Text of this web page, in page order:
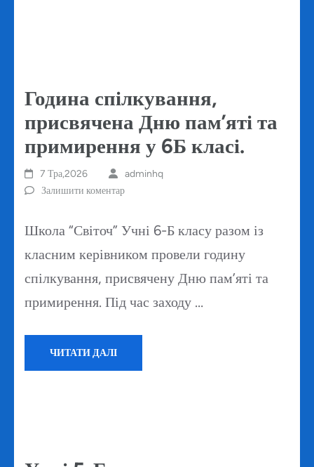
Година спілкування,
присвячена Дню пам’яті та
примирення у 6Б класі.
7 Тра,2026
adminhq
Залишити коментар
Школа “Світоч” Учні 6-Б класу разом із
класним керівником провели годину
спілкування, присвячену Дню пам’яті та
примирення. Під час заходу …
ЧИТАТИ ДАЛІ